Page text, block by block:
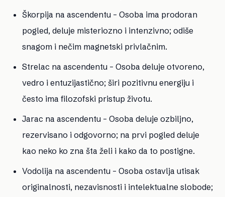
Škorpija na ascendentu – Osoba ima prodoran
pogled, deluje misteriozno i intenzivno; odiše
snagom i nečim magnetski privlačnim.
Strelac na ascendentu – Osoba deluje otvoreno,
vedro i entuzijastično; širi pozitivnu energiju i
često ima filozofski pristup životu.
Jarac na ascendentu – Osoba deluje ozbiljno,
rezervisano i odgovorno; na prvi pogled deluje
kao neko ko zna šta želi i kako da to postigne.
Vodolija na ascendentu – Osoba ostavlja utisak
originalnosti, nezavisnosti i intelektualne slobode;